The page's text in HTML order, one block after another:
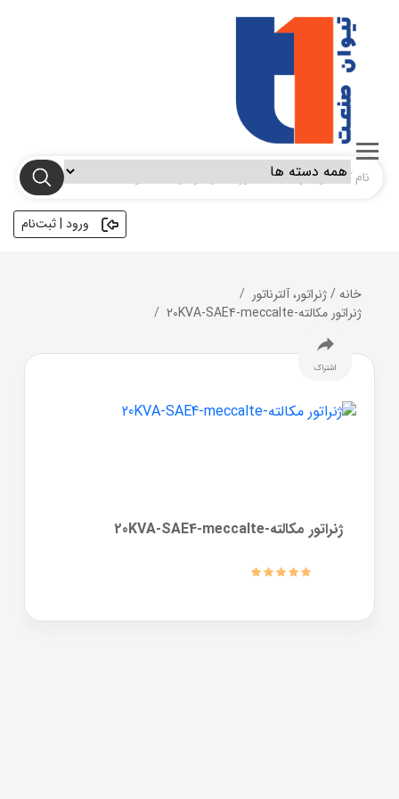
ورود | ثبت‌نام
خانه/ژنراتور، آلترناتور
ژنراتور مکالته-20KVA-SAE4-meccalte
اشتراک
ژنراتور مکالته-20KVA-SAE4-meccalte